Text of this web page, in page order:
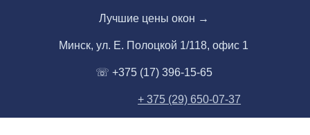
Лучшие цены окон →
Минск, ул. Е. Полоцкой 1/118, офис 1
☏ +375 (17) 396-15-65
+ 375 (29) 650-07-37